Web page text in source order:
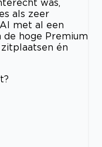
was,
als zeer
met al een
hoge Premium
én